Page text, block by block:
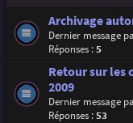
Archivage
Dernier message
Réponses :5
Retour sur les
2009
Dernier message
Réponses :53